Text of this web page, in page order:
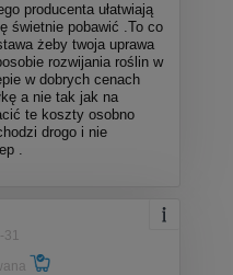
producenta ułatwiają
świetnie pobawić .To co
żeby twoja uprawa
rozwijania roślin w
w dobrych cenach
a nie tak jak na
te koszty osobno
drogo i nie
.
31